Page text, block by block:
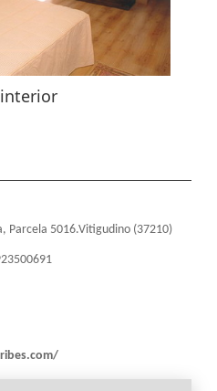
interior
Parcela 5016.Vitigudino (37210)